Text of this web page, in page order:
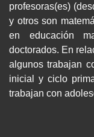
profesoras(es)
y otros son
en educación
doctorados. En
algunos trabajan
inicial y ciclo
trabajan con